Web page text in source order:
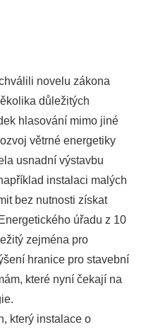
novelu zákona
důležitých
hlasování mimo jiné
větrné energetiky
usnadní výstavbu
instalaci malých
bez nutnosti získat
úřadu z 10
zejména pro
hranice pro stavební
které nyní čekají na
který instalace o